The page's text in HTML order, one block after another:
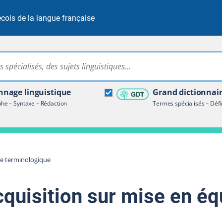
de la langue française
Rechercher dans tout le site
linguistique
– Syntaxe – Rédaction
Grand
Termes spécialisés –
terminologique
terminologique
sur mise en